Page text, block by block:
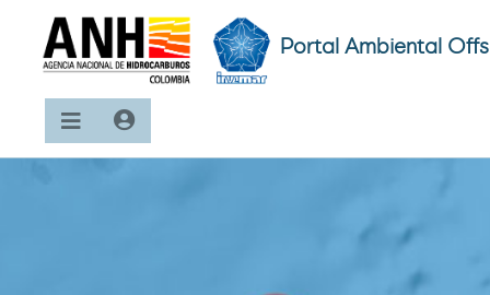
Portal Ambiental